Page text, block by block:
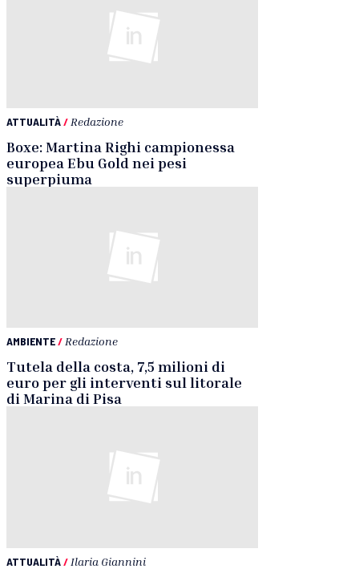
ATTUALITÀ/ Redazione
Boxe: Martina Righi campionessa
europea Ebu Gold nei pesi
superpiuma
AMBIENTE/ Redazione
Tutela della costa, 7,5 milioni di
euro per gli interventi sul litorale
di Marina di Pisa
ATTUALITÀ/ Ilaria Giannini